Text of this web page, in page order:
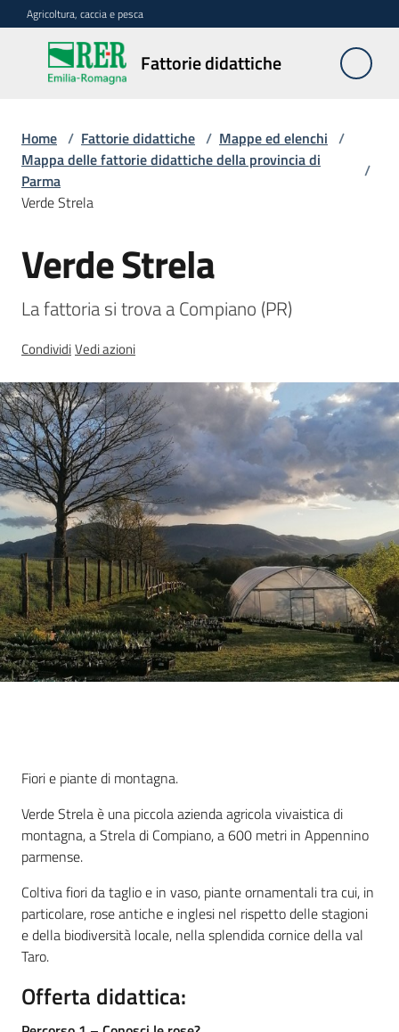
Vai al contenuto
Vai alla navigazione
Vai al footer
Agricoltura, caccia e pesca
Fattorie didattiche
Fattorie
didattiche
Trova
sulla
mappa
Requisiti
necessari
Corsi
abilitanti
Agricoltura
in
cifre
Agricoltura,
caccia e
pesca
Servizi
Leggi atti bandi
Piani programmi
progetti
Home / Fattorie didattiche / Mappe ed elenchi /
Mappa delle fattorie didattiche della provincia di
Parma
/
Verde Strela
Salta al contenuto
Verde Strela
La fattoria si trova a Compiano (PR)
CondividiVedi azioni
Descrizione
Fiori e piante di montagna.
Verde Strela è una piccola azienda agricola vivaistica di
montagna, a Strela di Compiano, a 600 metri in Appennino
parmense.
Coltiva fiori da taglio e in vaso, piante ornamentali tra cui, in
particolare, rose antiche e inglesi nel rispetto delle stagioni
e della biodiversità locale, nella splendida cornice della val
Taro.
Offerta didattica: